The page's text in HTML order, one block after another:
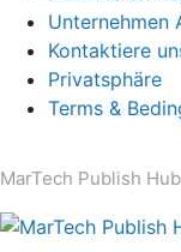
Unternehmen
Kontaktiere
Privatsphäre
Terms &
MarTech Publish